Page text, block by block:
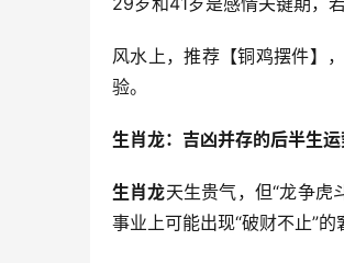
风水上，推荐【铜鸡摆件】
验。
生肖龙：吉凶并存的后半生
生肖龙天生贵气，但“龙争虎
事业上可能出现“破财不止”